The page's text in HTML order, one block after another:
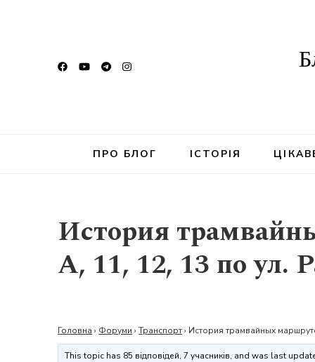
ПРО БЛОГ ІСТОРІЯ
История
А, 11, 12, 13 по ул.
Головна › Форуми › Транспорт › История трамвайных
This topic has 85 відповідей, 7 учасників, and was last